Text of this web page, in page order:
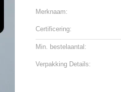
Merknaam:
Certificering:
Min. bestelaantal:
Verpakking Details: